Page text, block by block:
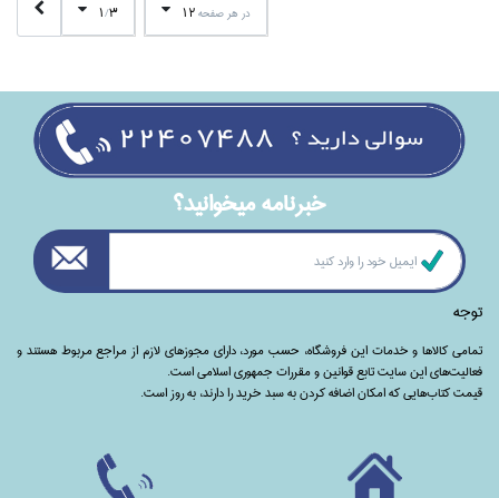
در هر صفحه12
1/3
خبرنامه ميخوانيد؟
توجه
تمامی‌ کالاها و خدمات این فروشگاه، حسب مورد،‌ دارای مجوزهای لازم از مراجع مربوط هستند ‌و‌‌
فعالیت‌های این سایت تابع قوانین و مقررات جمهوری اسلامی است.
قیمت کتاب‌هایی که امکان اضافه کردن به سبد خرید را دارند،‌ به روز است.